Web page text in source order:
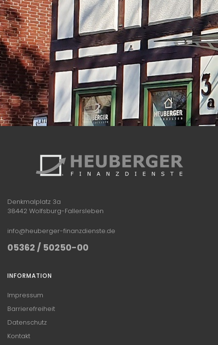
Denkmalplatz 3a
38442 Wolfsburg-Fallersleben
info@heuberger-finanzdienste.de
05362 / 50250-00
INFORMATION
Impressum
Barrierefreiheit
Datenschutz
Kontakt